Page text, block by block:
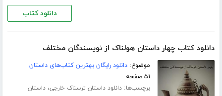
دانلود کتاب
دانلود کتاب چهار داستان هولناک از نویسندگان مختلف
موضوع:دانلود رایگان بهترین کتاب‌های داستان
۵۱ صفحه
برچسب‌ها:دانلود داستان ترسناک خارجی،داستان